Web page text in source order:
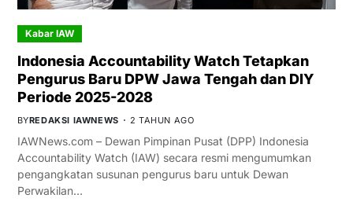
Kabar IAW
Indonesia Accountability Watch Tetapkan
Pengurus Baru DPW Jawa Tengah dan DIY
Periode 2025-2028
BYREDAKSI IAWNEWS 2 TAHUN AGO
IAWNews.com – Dewan Pimpinan Pusat (DPP) Indonesia
Accountability Watch (IAW) secara resmi mengumumkan
pengangkatan susunan pengurus baru untuk Dewan
Perwakilan…